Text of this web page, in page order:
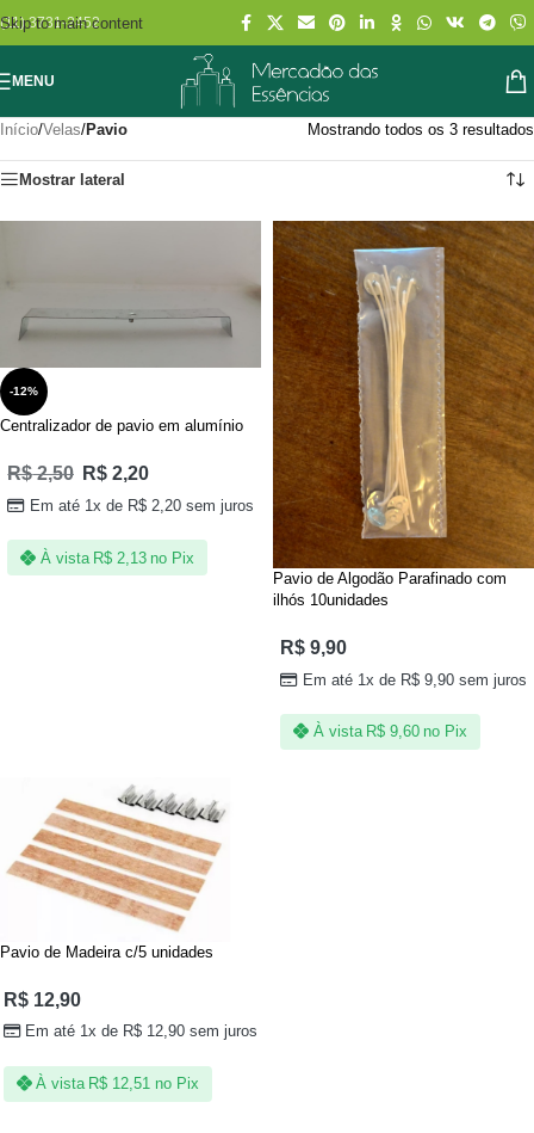
Skip to main content
(11) 3731-2452
MENU
Início/Velas/Pavio Mostrando todos os 3 resultados
Mostrar lateral
-12%
Centralizador de pavio em alumínio
R$2,50 R$2,20
Em até 1x de R$2,20sem juros
À vista R$2,13 no Pix
Pavio de Algodão Parafinado com
ilhós 10unidades
R$ 9,90
Em até 1x de R$9,90sem juros
À vista R$9,60 no Pix
Pavio de Madeira c/5 unidades
R$12,90
Em até 1x de R$ 12,90 sem juros
À vista R$ 12,51 no Pix